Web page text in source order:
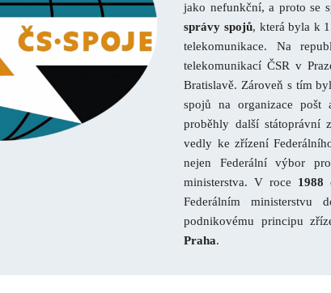
jako nefunkční, a proto se
správy spojů, která byla k
telekomunikace. Na
telekomunikací ČSR v
Bratislavě. Zároveň s tím
spojů na organizace pošt
proběhly další státoprávní
vedly ke zřízení
nejen Federální výbor
ministerstva. V roce 1988
Federálním
podnikovému principu
Praha.